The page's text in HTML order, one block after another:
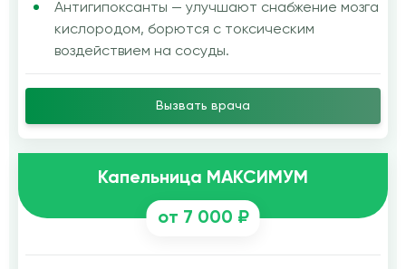
Антигипоксанты — улучшают снабжение мозга
кислородом, борются с токсическим
воздействием на сосуды.
Вызвать врача
Капельница МАКСИМУМ
от 7 000 ₽